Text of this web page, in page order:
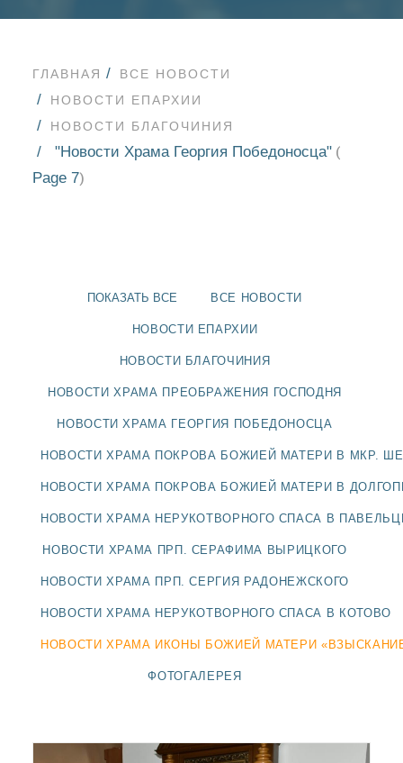
НОВОСТИ
БЛАГОЧИНИЯ
БЛАГОЧИНИЕ
СЕРГИЕВО-ПОСАДСКОЙ
ГЛАВНАЯ
ВСЕ НОВОСТИ
НОВОСТИ ЕПАРХИИ
НОВОСТИ БЛАГОЧИНИЯ
"Новости Храма Георгия Победоносца" (
Page 7)
ПОКАЗАТЬ ВСЕ ВСЕ НОВОСТИ
НОВОСТИ ЕПАРХИИ
НОВОСТИ БЛАГОЧИНИЯ
НОВОСТИ ХРАМА ПРЕОБРАЖЕНИЯ ГОСПОДНЯ
НОВОСТИ ХРАМА ГЕОРГИЯ ПОБЕДОНОСЦА
НОВОСТИ ХРАМА ПОКРОВА БОЖИЕЙ МАТЕРИ В МКР.
НОВОСТИ ХРАМА ПОКРОВА БОЖИЕЙ МАТЕРИ В
НОВОСТИ ХРАМА НЕРУКОТВОРНОГО СПАСА В
НОВОСТИ ХРАМА ПРП. СЕРАФИМА ВЫРИЦКОГО
НОВОСТИ ХРАМА ПРП. СЕРГИЯ РАДОНЕЖСКОГО
НОВОСТИ ХРАМА НЕРУКОТВОРНОГО СПАСА В КОТОВО
НОВОСТИ ХРАМА ИКОНЫ БОЖИЕЙ МАТЕРИ
ФОТОГАЛЕРЕЯ